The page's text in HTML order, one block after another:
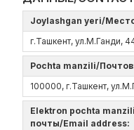
Joylashgan yeri/
г.Ташкент, ул.М.Ганди,
Pochta manzili/
100000, г.Ташкент,
Elektron pochta
почты/Email address: